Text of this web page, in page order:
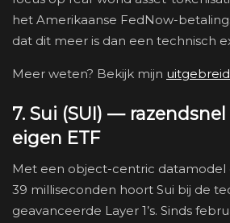
het Amerikaanse FedNow-
dat dit meer is dan een technisch
Meer weten? Bekijk mijn
7. Sui (SUI) —
eigen ETF
Met een object-centric datamodel
39 milliseconden hoort Sui bij de
geavanceerde Layer 1’s. Sinds